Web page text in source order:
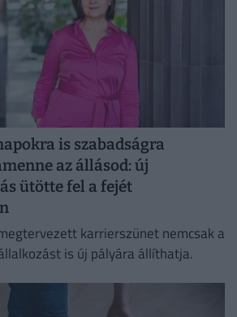
is szabadságra
az állásod: új
ütötte fel a fejét
karrierszünet nemcsak a
is új pályára állíthatja.